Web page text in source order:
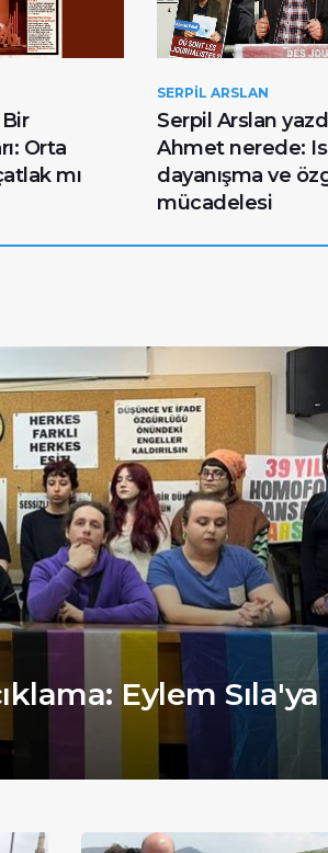
Orta
mı
SERPIL ARSLAN
Serpil Arslan
Ahmet nerede:
dayanışma ve
mücadelesi
Eylem Sıla'ya